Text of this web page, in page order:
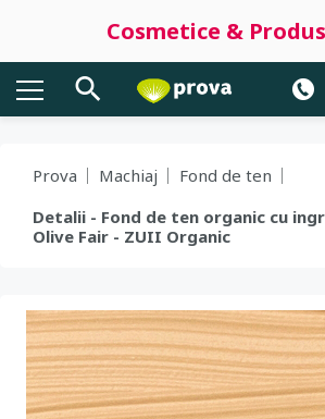
Cosmetice &
Prova Machiaj
Fond de ten
Detalii - Fond de ten organic cu
Olive Fair - ZUII Organic